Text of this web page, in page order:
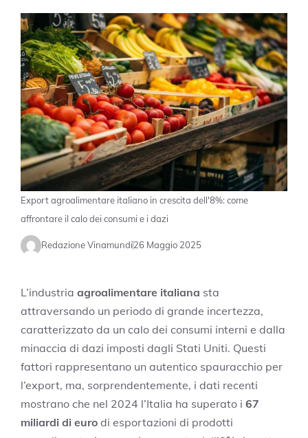
Export agroalimentare italiano in crescita dell'8%: come
affrontare il calo dei consumi e i dazi
Redazione Vinamundi26 Maggio 2025
L’industria agroalimentare italiana sta
attraversando un periodo di grande incertezza,
caratterizzato da un calo dei consumi interni e dalla
minaccia di dazi imposti dagli Stati Uniti. Questi
fattori rappresentano un autentico spauracchio per
l’export, ma, sorprendentemente, i dati recenti
mostrano che nel 2024 l’Italia ha superato i 67
miliardi di euro di esportazioni di prodotti